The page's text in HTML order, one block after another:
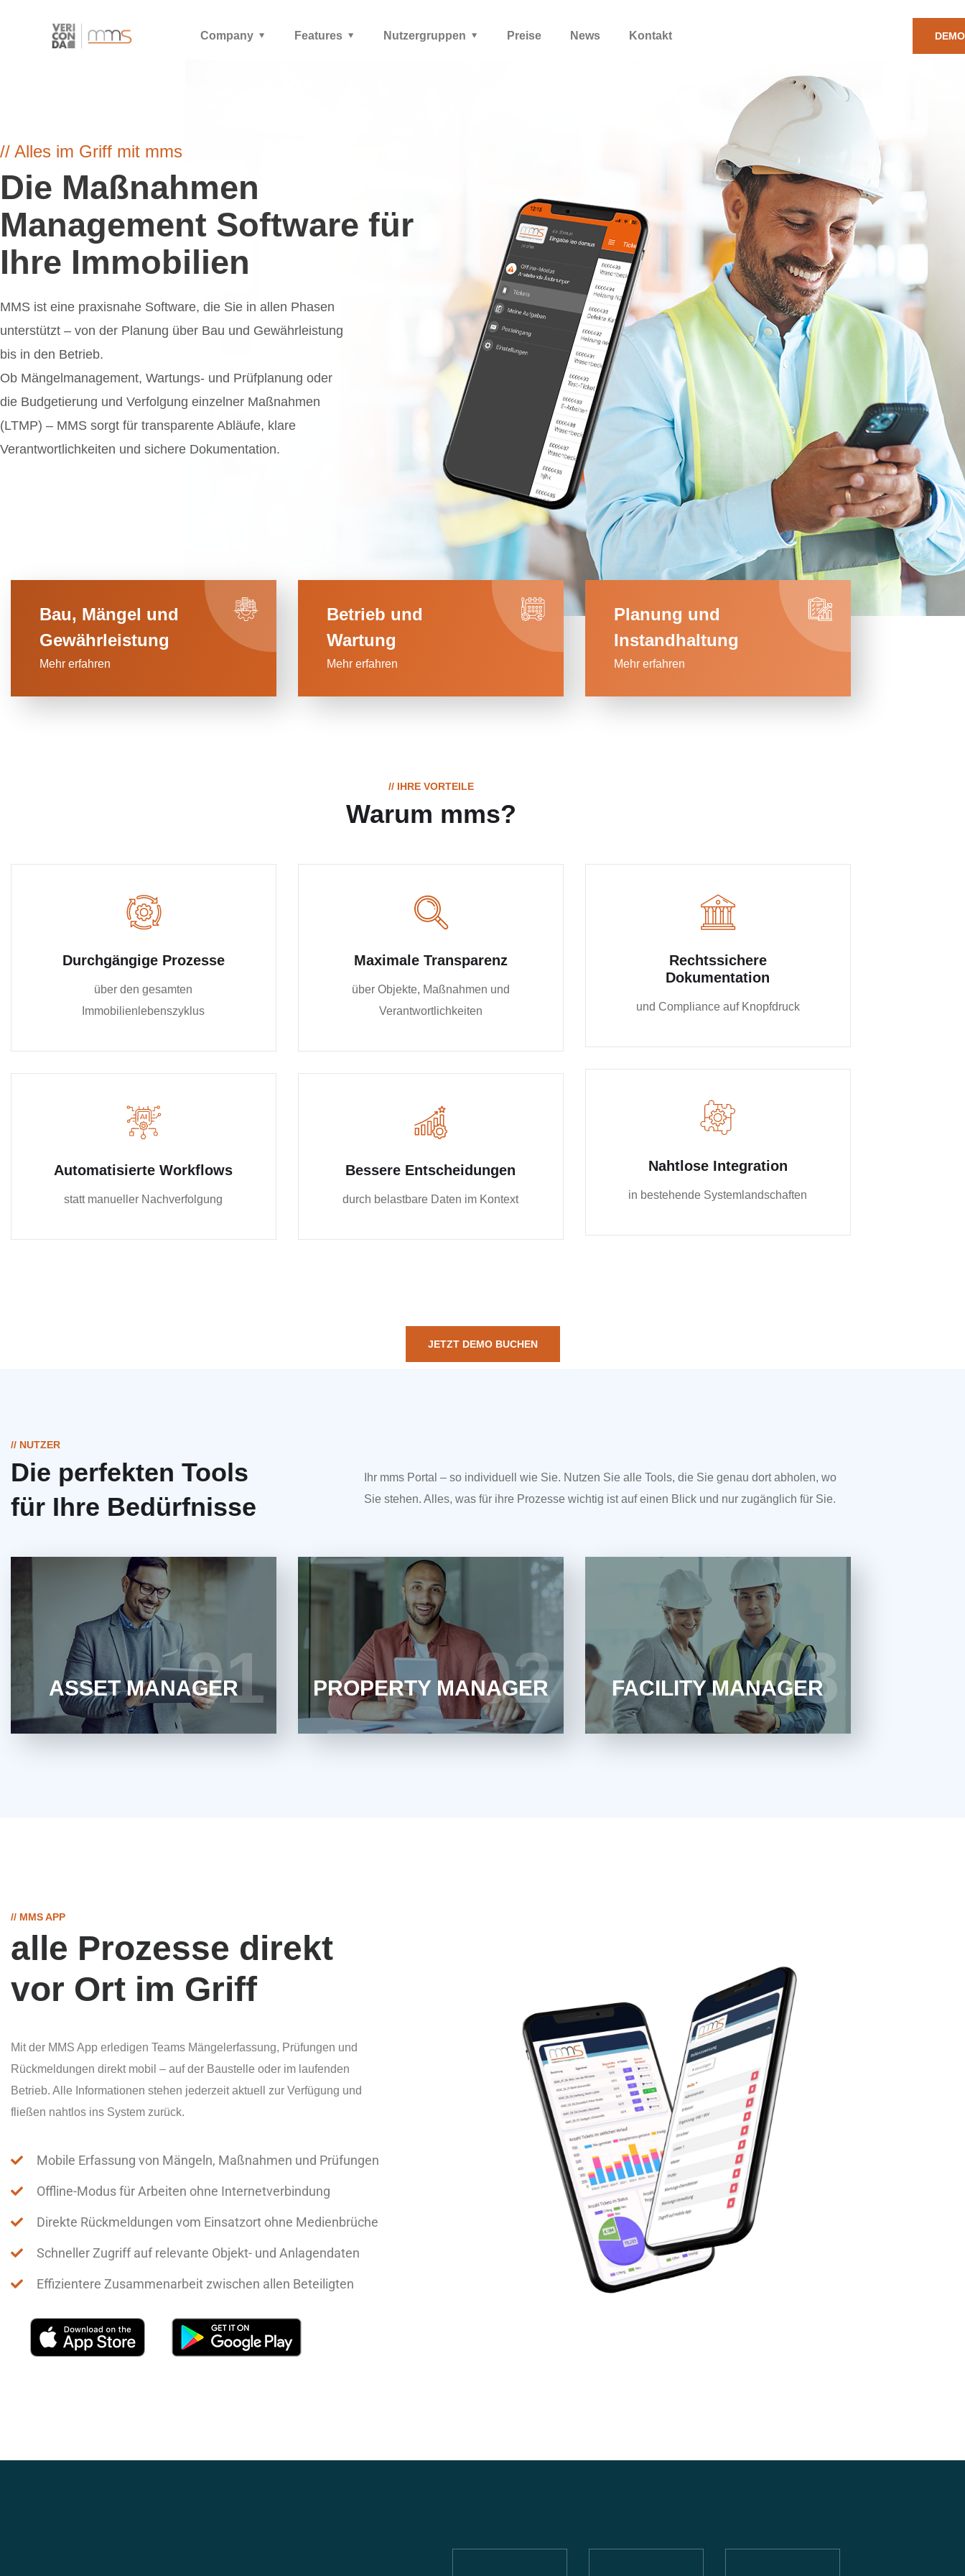
Company Features Nutzergruppen Preise News Kontakt
// Alles im Griff mit mms
Die Maßnahmen
Management Software für
Ihre Immobilien
MMS ist eine praxisnahe Software, die Sie in allen Phasen
unterstützt – von der Planung über Bau und Gewährleistung
bis in den Betrieb.
Ob Mängelmanagement, Wartungs- und Prüfplanung oder
die Budgetierung und Verfolgung einzelner Maßnahmen
(LTMP) – MMS sorgt für transparente Abläufe, klare
Verantwortlichkeiten und sichere Dokumentation.
Bau, Mängel und
Gewährleistung
Mehr erfahren
Betrieb und
Wartung
Mehr erfahren
Planung und
Instandhaltung
Mehr erfahren
// IHRE VORTEILE
Warum mms?
Durchgängige Prozesse
über den gesamten
Immobilienlebenszyklus
Automatisierte Workflows
statt manueller Nachverfolgung
Maximale Transparenz
über Objekte, Maßnahmen und
Verantwortlichkeiten
Bessere Entscheidungen
durch belastbare Daten im Kontext
Rechtssichere
Dokumentation
und Compliance auf Knopfdruck
Nahtlose Integration
in bestehende Systemlandschaften
JETZT DEMO BUCHEN
// NUTZER
Die perfekten Tools
für Ihre Bedürfnisse
Ihr mms Portal – so individuell wie Sie. Nutzen Sie alle Tools, die Sie genau dort abholen, wo
Sie stehen. Alles, was für ihre Prozesse wichtig ist auf einen Blick und nur zugänglich für Sie.
01
Maximale Transparenz für fundierte
Entscheidungen im Immobilienportfolio
MEHR ERFAHREN 01
ASSET MANAGER 02
Klare Prozesse und volle Kontrolle im
operativen Immobilienmanagement
MEHR ERFAHREN 02
PROPERTY MANAGER 03
Sicherer Gebäudebetrieb durch strukturierte
Wartungs- und Prüfprozesse
MEHR ERFAHREN 03
FACILITY MANAGER
// MMS APP
alle Prozesse direkt
vor Ort im Griff
Mit der MMS App erledigen Teams Mängelerfassung, Prüfungen und
Rückmeldungen direkt mobil – auf der Baustelle oder im laufenden
Betrieb. Alle Informationen stehen jederzeit aktuell zur Verfügung und
fließen nahtlos ins System zurück.
Mobile Erfassung von Mängeln, Maßnahmen und Prüfungen
Offline-Modus für Arbeiten ohne Internetverbindung
Direkte Rückmeldungen vom Einsatzort ohne Medienbrüche
Schneller Zugriff auf relevante Objekt- und Anlagendaten
Effizientere Zusammenarbeit zwischen allen Beteiligten